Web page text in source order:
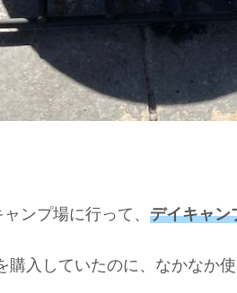
ンプ場に行って、 デイキャン
購入していたのに、なかなか